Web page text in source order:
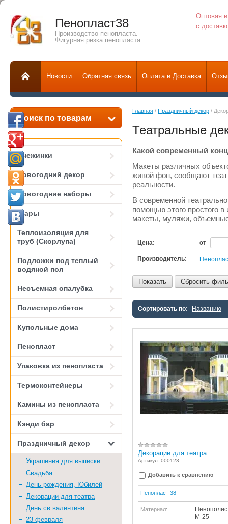
Пенопласт38
Производство пенопласта.
Фигурная резка пенопласта
Оптовая
с
Новости Обратная связь Оплата и Доставка
Поиск по товарам
Снежинки
Новогодний декор
Новогодние наборы
Шары
Теплоизоляция для
труб (Скорлупа)
Подложки под теплый
водяной пол
Несъемная опалубка
Полистиролбетон
Купольные дома
Пенопласт
Упаковка из пенопласта
Термоконтейнеры
Камины из пенопласта
Кэнди бар
Праздничный декор
Украшения для выписки
Свадьба
День рождения, Юбилей
Декорации для театра
День св.валентина
23 февраля
Главная \ Праздничный декор \
Театральные
Какой современный
Макеты различных
живой фон, сообщают
реальности.
В современной
помощью этого простого в
макеты, муляжи,
Цена: от
Производитель:
Показать Сбросить
Сортировать по: Названию
Декорации для театра
Артикул: 000123
Добавить к сравнению
Пенопласт 38
Материал:
М-25